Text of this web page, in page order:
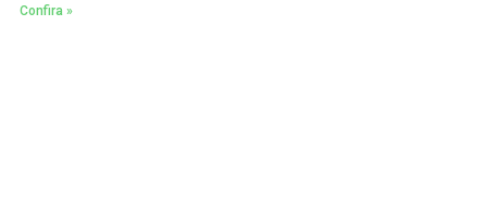
Confira »